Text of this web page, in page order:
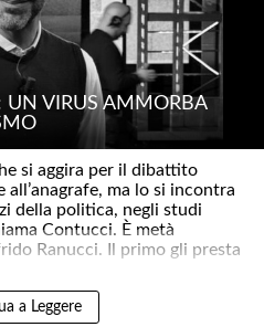
UN VIRUS AMMORBA
si aggira per il dibattito
ma lo si incontra
della politica, negli studi
Contucci. È metà
Ranucci. Il primo gli presta
a Leggere